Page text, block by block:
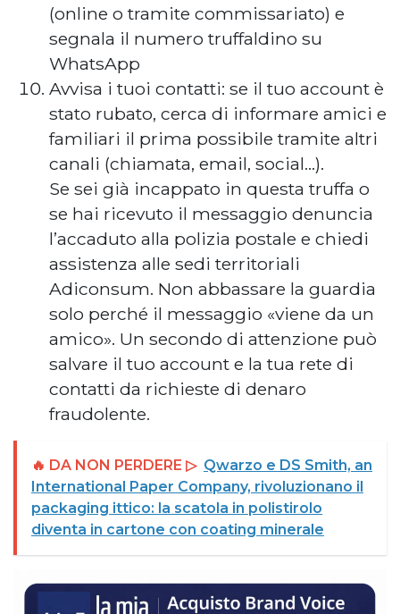
(online o tramite commissariato) e
segnala il numero truffaldino su
WhatsApp
Avvisa i tuoi contatti: se il tuo account è
stato rubato, cerca di informare amici e
familiari il prima possibile tramite altri
canali (chiamata, email, social…).
Se sei già incappato in questa truffa o
se hai ricevuto il messaggio denuncia
l’accaduto alla polizia postale e chiedi
assistenza alle sedi territoriali
Adiconsum. Non abbassare la guardia
solo perché il messaggio «viene da un
amico». Un secondo di attenzione può
salvare il tuo account e la tua rete di
contatti da richieste di denaro
fraudolente.
🔥 DA NON PERDERE ▷ Qwarzo e DS Smith, an
International Paper Company, rivoluzionano il
packaging ittico: la scatola in polistirolo
diventa in cartone con coating minerale